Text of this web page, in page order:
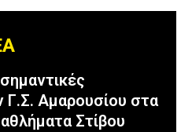
Γ.Σ. Αμαρουσίου στα
Στίβου